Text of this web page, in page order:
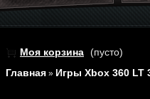
Моя корзина (пусто)
Главная » Игры Xbox 360 LT